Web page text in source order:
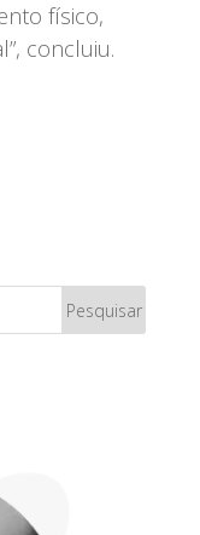
físico,
concluiu.